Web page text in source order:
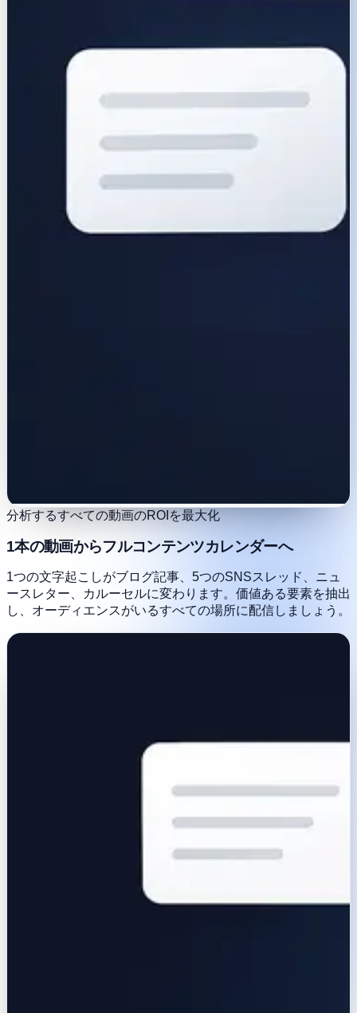
分析するすべての動画のROIを最大化
1本の動画からフルコンテンツカレンダーへ
1つの文字起こしがブログ記事、5つのSNSスレッド、ニュ
ースレター、カルーセルに変わります。価値ある要素を抽出
し、オーディエンスがいるすべての場所に配信しましょう。